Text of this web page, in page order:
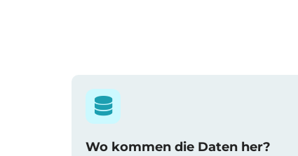
Wo kommen die Daten her?